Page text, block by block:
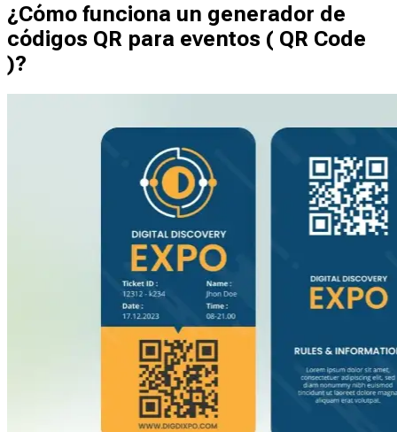
¿Cómo funciona un generador de
códigos QR para eventos ( QR Code
)?